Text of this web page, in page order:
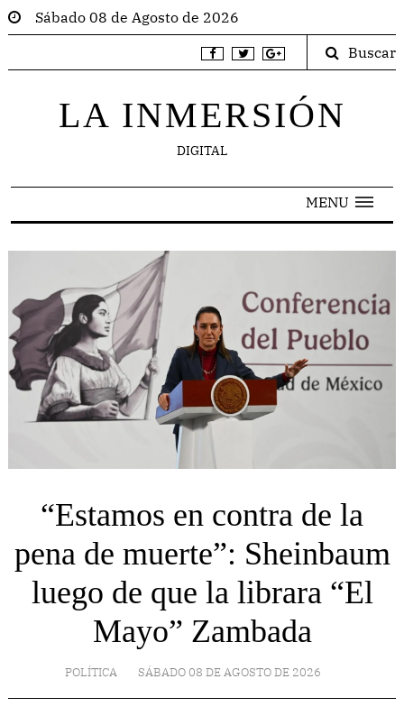
Sábado 08 de Agosto de 2026
Buscar
LA INMERSIÓN
DIGITAL
MENU
“Estamos en contra de la
pena de muerte”: Sheinbaum
luego de que la librara “El
Mayo” Zambada
POLÍTICA SÁBADO 08 DE AGOSTO DE 2026